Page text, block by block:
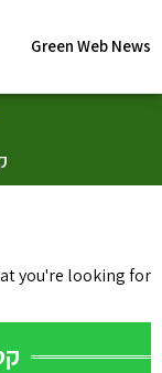
Green Web News
you're looking for.